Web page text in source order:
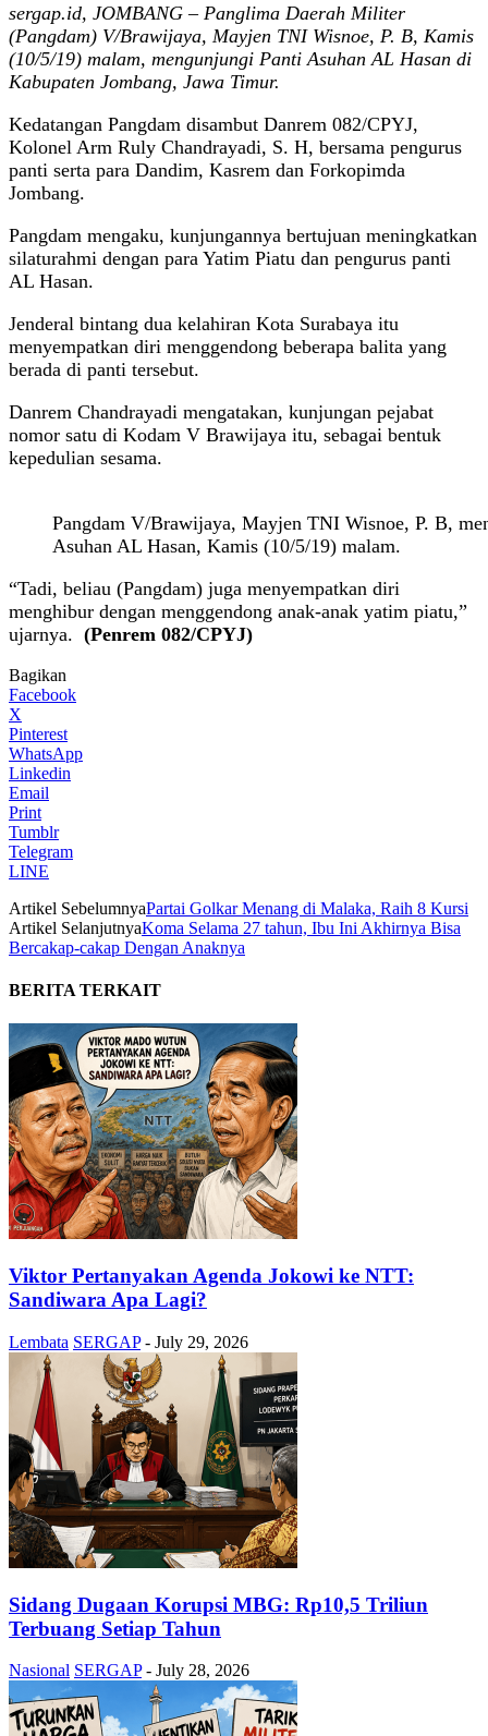
sergap.id, JOMBANG – Panglima Daerah Militer
(Pangdam) V/Brawijaya, Mayjen TNI Wisnoe, P. B, Kamis
(10/5/19) malam, mengunjungi Panti Asuhan AL Hasan di
Kabupaten Jombang, Jawa Timur.
Kedatangan Pangdam disambut Danrem 082/CPYJ,
Kolonel Arm Ruly Chandrayadi, S. H, bersama pengurus
panti serta para Dandim, Kasrem dan Forkopimda
Jombang.
Pangdam mengaku, kunjungannya bertujuan meningkatkan
silaturahmi dengan para Yatim Piatu dan pengurus panti
AL Hasan.
Jenderal bintang dua kelahiran Kota Surabaya itu
menyempatkan diri menggendong beberapa balita yang
berada di panti tersebut.
Danrem Chandrayadi mengatakan, kunjungan pejabat
nomor satu di Kodam V Brawijaya itu, sebagai bentuk
kepedulian sesama.
Pangdam V/Brawijaya, Mayjen TNI Wisnoe, P. B,
Asuhan AL Hasan, Kamis (10/5/19) malam.
“Tadi, beliau (Pangdam) juga menyempatkan diri
menghibur dengan menggendong anak-anak yatim piatu,”
ujarnya. (Penrem 082/CPYJ)
Bagikan
Facebook
X
Pinterest
WhatsApp
Linkedin
Email
Print
Tumblr
Telegram
LINE
Artikel SebelumnyaPartai Golkar Menang di Malaka, Raih 8 Kursi
Artikel SelanjutnyaKoma Selama 27 tahun, Ibu Ini Akhirnya Bisa
Bercakap-cakap Dengan Anaknya
BERITA TERKAIT
Viktor Pertanyakan Agenda Jokowi ke NTT:
Sandiwara Apa Lagi?
Lembata SERGAP - July 29, 2026
Sidang Dugaan Korupsi MBG: Rp10,5 Triliun
Terbuang Setiap Tahun
Nasional SERGAP - July 28, 2026